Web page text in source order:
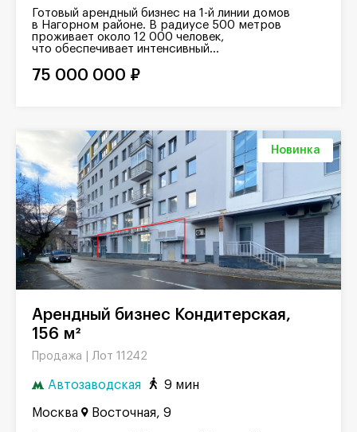
Готовый арендный бизнес на 1-й линии домов
в Нагорном районе. В радиусе 500 метров
проживает около 12 000 человек,
что обеспечивает интенсивный...
75 000 000 ₽
Новинка
Арендный бизнес Кондитерская,
156 м²
Продажа | Лот 11242
Автозаводская 9 мин
Москва Восточная, 9